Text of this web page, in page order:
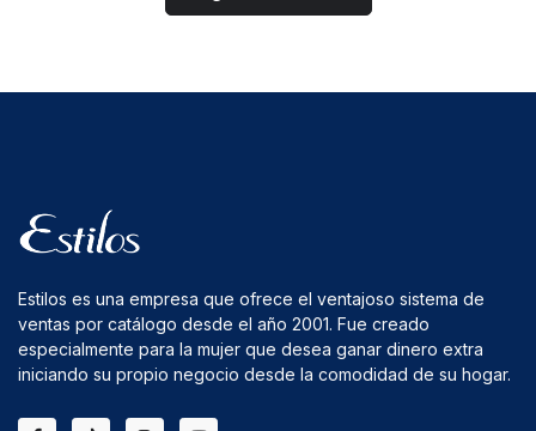
Estilos es una empresa que ofrece el ventajoso sistema de
ventas por catálogo desde el año 2001. Fue creado
especialmente para la mujer que desea ganar dinero extra
iniciando su propio negocio desde la comodidad de su hogar.